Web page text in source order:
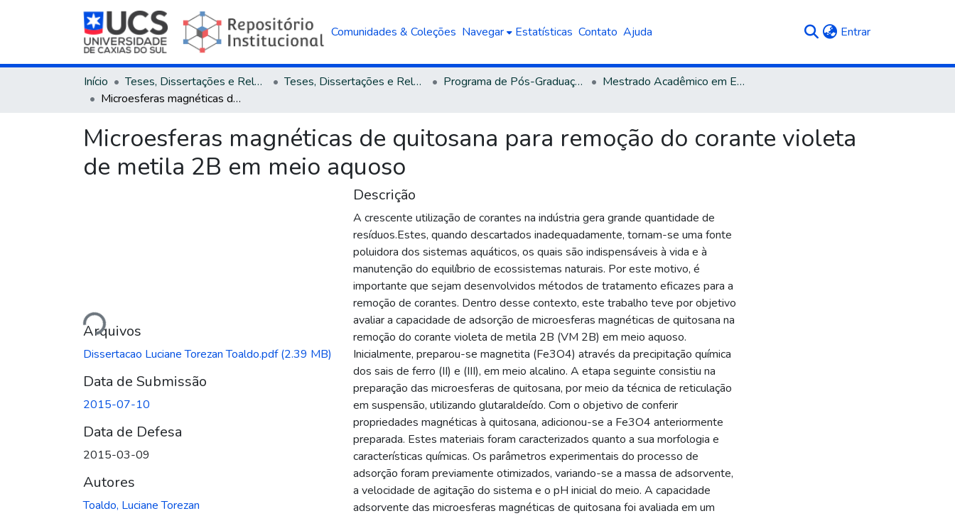
Comunidades & Coleções Navegar Estatísticas Contato Ajuda Entrar(current)
Início Teses, Dissertações e Relatórios Teses, Dissertações e Relatórios defendidos na UCS Programa de Pós-Graduação em Engenharia e Ciência dos Materiais
Mestrado Acadêmico em Engenharia e Ciência dos Materiais
Microesferas magnéticas de quitosana para remoção do corante violeta de metila 2B em meio aquoso
Microesferas magnéticas de quitosana para remoção do corante violeta
de metila 2B em meio aquoso
Carregando...
Arquivos
Dissertacao Luciane Torezan Toaldo.pdf(2.39 MB)
Data de Submissão
2015-07-10
Data de Defesa
2015-03-09
Autores
Toaldo, Luciane Torezan
Descrição
A crescente utilização de corantes na indústria gera grande quantidade de
resíduos.Estes, quando descartados inadequadamente, tornam-se uma fonte
poluidora dos sistemas aquáticos, os quais são indispensáveis à vida e à
manutenção do equilíbrio de ecossistemas naturais. Por este motivo, é
importante que sejam desenvolvidos métodos de tratamento eficazes para a
remoção de corantes. Dentro desse contexto, este trabalho teve por objetivo
avaliar a capacidade de adsorção de microesferas magnéticas de quitosana na
remoção do corante violeta de metila 2B (VM 2B) em meio aquoso.
Inicialmente, preparou-se magnetita (Fe3O4) através da precipitação química
dos sais de ferro (II) e (III), em meio alcalino. A etapa seguinte consistiu na
preparação das microesferas de quitosana, por meio da técnica de reticulação
em suspensão, utilizando glutaraldeído. Com o objetivo de conferir
propriedades magnéticas à quitosana, adicionou-se a Fe3O4 anteriormente
preparada. Estes materiais foram caracterizados quanto a sua morfologia e
características químicas. Os parâmetros experimentais do processo de
adsorção foram previamente otimizados, variando-se a massa de adsorvente,
a velocidade de agitação do sistema e o pH inicial do meio. A capacidade
adsorvente das microesferas magnéticas de quitosana foi avaliada em um